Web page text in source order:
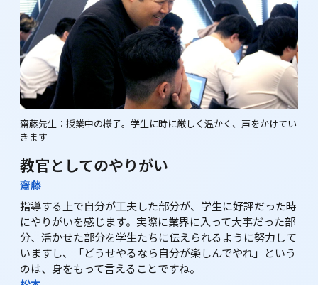
齋藤先生：授業中の様子。学生に時に厳しく温かく、声をかけてい
きます
教官としてのやりがい
齋藤
指導する上で自分が工夫した部分が、学生に好評だった時
にやりがいを感じます。実際に業界に入って大事だった部
分、活かせた部分を学生たちに伝えられるように努力して
いますし、「どうせやるなら自分が楽しんでやれ」という
のは、身をもって言えることですね。